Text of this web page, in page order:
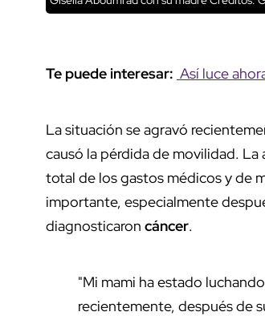
Te puede interesar: Así luce
La situación se agravó
causó la pérdida de movilidad. La
total de los gastos médicos y de
importante, especialmente
diagnosticaron cáncer.
"Mi mami ha estado
recientemente, después de